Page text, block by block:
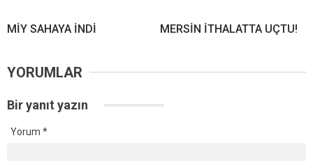
MİY SAHAYA İNDİ MERSİN İTHALATTA UÇTU!
YORUMLAR
Bir yanıt yazın
Yorum *